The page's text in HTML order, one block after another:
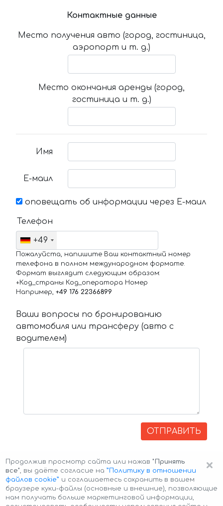
Контактные данные
Место получения авто (город, гостиница,
аэропорт и т. д.)
Место окончания аренды (город,
гостиница и т. д.)
Имя
Е-маил
оповещать об информации через Е-маил
Телефон
+49
Пожалуйста, напишите Ваш контактный номер
телефона в полном международном формате.
Формат выглядит следующим образом:
+Код_страны Код_оператора Номер
Например, +49 176 22366899
Ваши вопросы по бронированию
автомобиля или трансферу (авто с
водителем)
ОТПРАВИТЬ
×
Продолжив просмотр сайта или нажав "Принять
все", вы даёте согласие на ”Политику в отношении
файлов cookie” и соглашаетесь сохранить в вашем
браузере куки-файлы (основные и внешние), позволяющие
нам получать больше маркетинговой информации,